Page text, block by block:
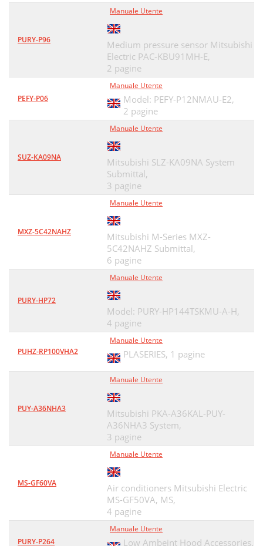
PURY-P96
Manuale Utente
Medium pressure sensor Mitsubishi
Electric PAC-KBU91MH-E,
2 pagine
PEFY-P06
Manuale Utente
Model: PEFY-P12NMAU-E2,
2 pagine
SUZ-KA09NA
Manuale Utente
Mitsubishi SLZ-KA09NA System
Submittal,
3 pagine
MXZ-5C42NAHZ
Manuale Utente
Mitsubishi M-Series MXZ-
5C42NAHZ Submittal,
6 pagine
PURY-HP72
Manuale Utente
Model: PURY-HP144TSKMU-A-H,
4 pagine
PUHZ-RP100VHA2
Manuale Utente
PLASERIES, 1 pagine
PUY-A36NHA3
Manuale Utente
Mitsubishi PKA-A36KAL-PUY-
A36NHA3 System,
3 pagine
MS-GF60VA
Manuale Utente
Air conditioners Mitsubishi Electric
MS-GF50VA, MS,
4 pagine
PURY-P264
Manuale Utente
Low Ambeint Hood Accessories,